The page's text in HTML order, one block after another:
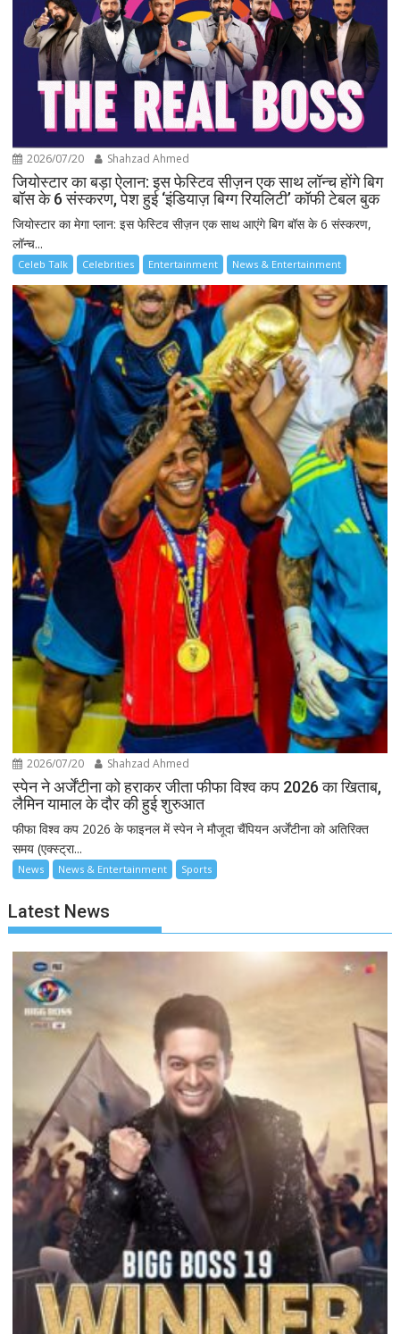
2026/07/20 Shahzad Ahmed
जियोस्टार का बड़ा ऐलान: इस फेस्टिव सीज़न एक साथ लॉन्च होंगे बिग
बॉस के 6 संस्करण, पेश हुई ‘इंडियाज़ बिग्ग रियलिटी’ कॉफी टेबल बुक
जियोस्टार का मेगा प्लान: इस फेस्टिव सीज़न एक साथ आएंगे बिग बॉस के 6 संस्करण,
लॉन्च...
Celeb Talk Celebrities Entertainment News & Entertainment
2026/07/20 Shahzad Ahmed
स्पेन ने अर्जेंटीना को हराकर जीता फीफा विश्व कप 2026 का खिताब,
लैमिन यामाल के दौर की हुई शुरुआत
फीफा विश्व कप 2026 के फाइनल में स्पेन ने मौजूदा चैंपियन अर्जेंटीना को अतिरिक्त
समय (एक्स्ट्रा...
News News & Entertainment Sports
Latest News